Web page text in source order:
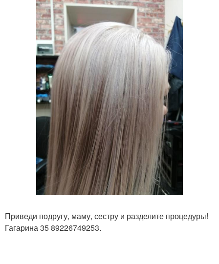
Приведи подругу, маму, сестру и разделите процедуры!
Гагарина 35 89226749253.